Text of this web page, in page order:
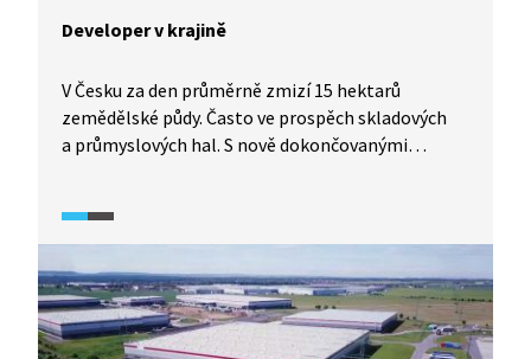
Developer v krajině
V Česku za den průměrně zmizí 15 hektarů
zemědělské půdy. Často ve prospěch skladových
a průmyslových hal. S nově dokončovanými
u Českých Budějovic poukazuje na nešvary, které
Snahy zneprůhlednit procesy vůči veřejnosti,
nedostatečná komunikace úřadů s občany, účelové
či nezodpovědné změny v obecních územních